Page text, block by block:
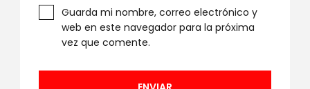
Guarda mi nombre, correo electrónico y
web en este navegador para la próxima
vez que comente.